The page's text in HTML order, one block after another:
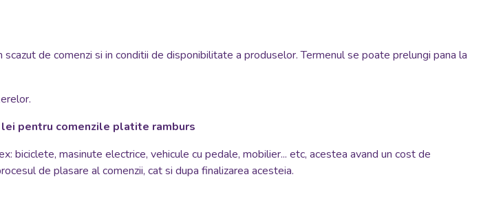
de comenzi si in conditii de disponibilitate a produselor. Termenul se poate prelungi pana la
pentru comenzile platite ramburs
masinute electrice, vehicule cu pedale, mobilier... etc, acestea avand un cost de
de plasare al comenzii, cat si dupa finalizarea acesteia.